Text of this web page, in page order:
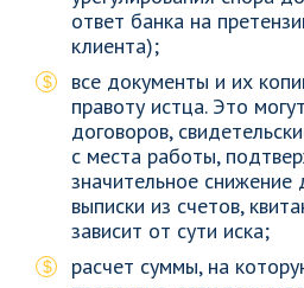
ответ банка на
клиента);
все документы и их
правоту истца. Это
договоров,
с места работы,
значительное снижение
выписки из счетов,
зависит от сути иска;
расчет суммы, на